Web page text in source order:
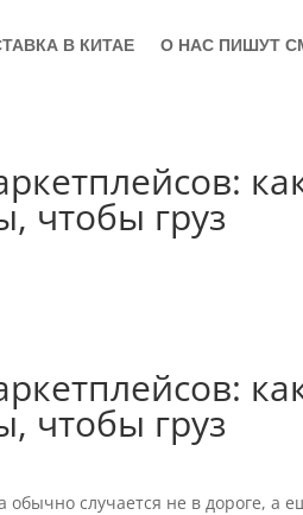
В КИТАЕ О НАС ПИШУТ
чтобы груз
чтобы груз
обычно случается не в дороге, а